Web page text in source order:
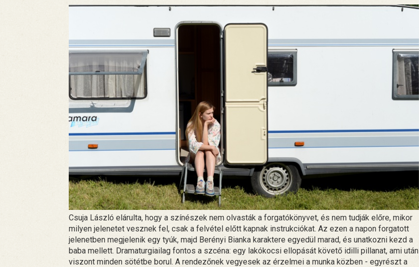
Csuja László elárulta, hogy a színészek nem olvasták a forgatókönyvet, és nem tudják előre, mikor
milyen jelenetet vesznek fel, csak a felvétel előtt kapnak instrukciókat. Az ezen a napon forgatott
jelenetben megjelenik egy tyúk, majd Berényi Bianka karaktere egyedül marad, és unatkozni kezd a
baba mellett. Dramaturgiailag fontos a szcéna: egy lakókocsi ellopását követő idilli pillanat, ami után
viszont minden sötétbe borul. A rendezőnek vegyesek az érzelmei a munka közben - egyrészt a